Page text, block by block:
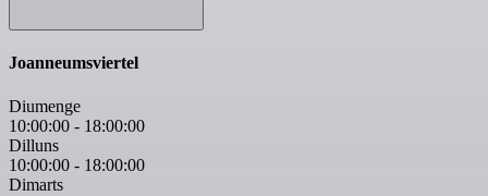
Joanneumsviertel
Diumenge
10:00:00 - 18:00:00
Dilluns
10:00:00 - 18:00:00
Dimarts